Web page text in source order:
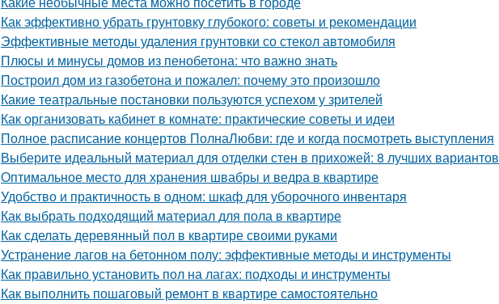
Как эффективно убрать грунтовку глубокого: советы и рекомендации
Эффективные методы удаления грунтовки со стекол автомобиля
Плюсы и минусы домов из пенобетона: что важно знать
Построил дом из газобетона и пожалел: почему это произошло
Какие театральные постановки пользуются успехом у зрителей
Как организовать кабинет в комнате: практические советы и идеи
Полное расписание концертов ПолнаЛюбви: где и когда посмотреть выступления
Выберите идеальный материал для отделки стен в прихожей: 8 лучших вариантов
Оптимальное место для хранения швабры и ведра в квартире
Удобство и практичность в одном: шкаф для уборочного инвентаря
Как выбрать подходящий материал для пола в квартире
Как сделать деревянный пол в квартире своими руками
Устранение лагов на бетонном полу: эффективные методы и инструменты
Как правильно установить пол на лагах: подходы и инструменты
Как выполнить пошаговый ремонт в квартире самостоятельно